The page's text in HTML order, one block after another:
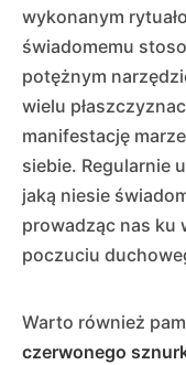
wykonanym
świadomemu
potężnym
wielu
manifestację
siebie. Regularnie
jaką niesie
prowadząc nas ku
poczuciu
Warto również
czerwonego